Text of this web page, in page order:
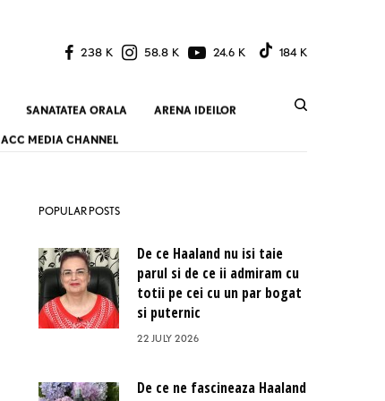
238 K 58.8 K 24.6 K 184 K
SANATATEA ORALA ARENA IDEILOR
ACC MEDIA CHANNEL
POPULAR POSTS
De ce Haaland nu isi taie
parul si de ce ii admiram cu
totii pe cei cu un par bogat
si puternic
22 JULY 2026
De ce ne fascineaza Haaland